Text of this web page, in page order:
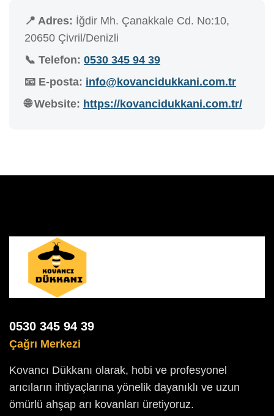
📍 Adres: İğdir Mh. Çanakkale Cd. No:10,
20650 Çivril/Denizli
📞 Telefon: 0530 345 94 39
📧 E-posta: info@kovancidukkani.com.tr
🌐 Website: https://kovancidukkani.com.tr/
0530 345 94 39
Çağrı Merkezi
Kovancı Dükkanı olarak, hobi ve profesyonel
arıcıların ihtiyaçlarına yönelik dayanıklı ve uzun
ömürlü ahşap arı kovanları üretiyoruz.